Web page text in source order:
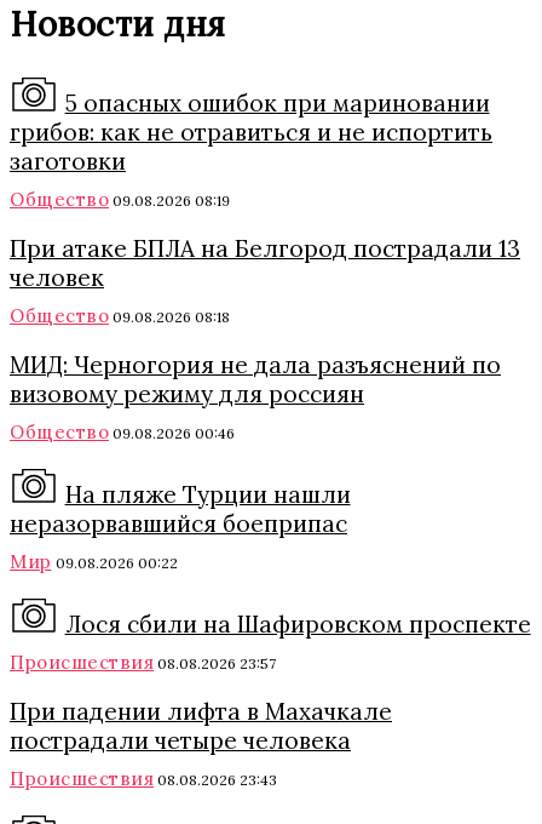
Новости дня
5 опасных ошибок при мариновании
грибов: как не отравиться и не испортить
заготовки
Общество 09.08.2026 08:19
При атаке БПЛА на Белгород пострадали 13
человек
Общество 09.08.2026 08:18
МИД: Черногория не дала разъяснений по
визовому режиму для россиян
Общество 09.08.2026 00:46
На пляже Турции нашли
неразорвавшийся боеприпас
Мир 09.08.2026 00:22
Лося сбили на Шафировском проспекте
Происшествия 08.08.2026 23:57
При падении лифта в Махачкале
пострадали четыре человека
Происшествия 08.08.2026 23:43